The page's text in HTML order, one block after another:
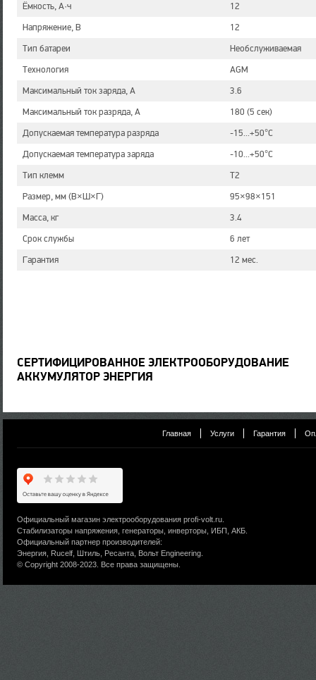
Ёмкость, А·ч
12
Напряжение, В
12
Тип батареи
Необслуживаемая
Технология
AGM
Максимальный ток заряда, А
3.6
Максимальный ток разряда, А
180 (5 сек)
Допускаемая температура разряда
-15...+50°C
Допускаемая температура заряда
-10...+50°C
Тип клемм
T2
Размер, мм (В×Ш×Г)
95×98×151
Масса, кг
3.4
Срок службы
6 лет
Гарантия
12 мес.
СЕРТИФИЦИРОВАННОЕ ЭЛЕКТРООБОРУДОВАНИЕ
АККУМУЛЯТОР ЭНЕРГИЯ
Главная Услуги Гарантия
Официальный магазин электрооборудования profi-volt.ru.
Стабилизаторы напряжения, генераторы, инверторы, ИБП, АКБ.
Официальный партнер производителей:
Энергия, Rucelf, Штиль, Ресанта, Вольт Engineering.
© Copyright 2008-2023. Все права защищены.